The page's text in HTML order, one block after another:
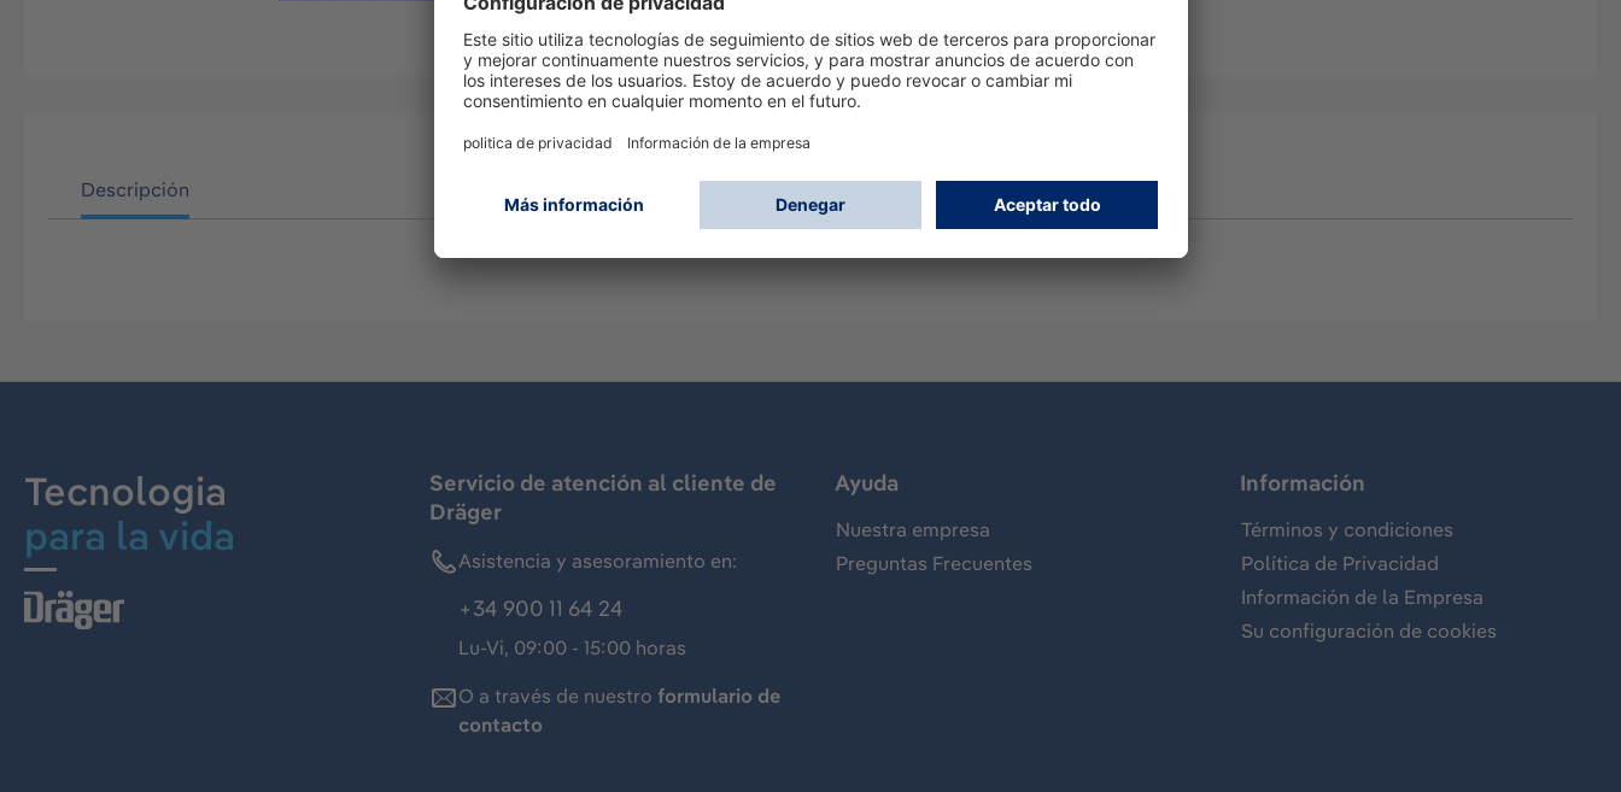
Descripción
Tecnologia
para la vida
Servicio de atención al cliente de
Dräger
Asistencia y asesoramiento en:
+34 900 11 64 24
Lu-Vi, 09:00 - 15:00 horas
O a través de nuestro formulario de
contacto
Ayuda
Nuestra empresa
Preguntas Frecuentes
Información
Términos y condiciones
Política de Privacidad
Información de la Empresa
Su configuración de cookies